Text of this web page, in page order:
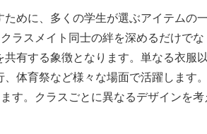
めに、多くの学生が選ぶアイテムの
ラスメイト同士の絆を深めるだけで
有する象徴となります。単なる衣服
体育祭など様々な場面で活躍します
す。クラスごとに異なるデザインを考